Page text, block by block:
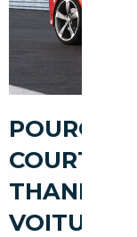
THANN
VOITURE